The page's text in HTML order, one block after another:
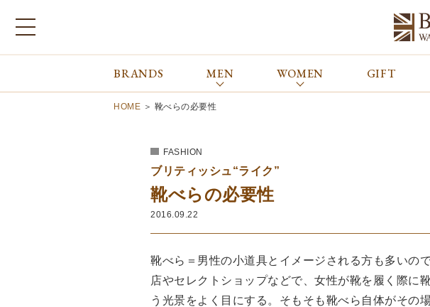
ブランドから探す
Bennett Winch
Billingham
Bowhill&Elliott
BRITISH MADE
macalastair
New Balance
REPRODUCTION
SUNSPEL
The Edinburgh
Natural Skincare
カテゴリから探す
ALL MEN WOMEN
BRANDS MEN WOMEN GIFT
HOME ＞ 靴べらの必要性
FASHION
ブリティッシュ“ライク”
靴べらの必要性
2016.09.22
靴べら＝男性の小道具とイメージされる方も多いの
店やセレクトショップなどで、女性が靴を履く際に
う光景をよく目にする。そもそも靴べら自体がその